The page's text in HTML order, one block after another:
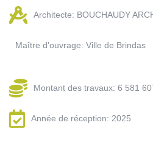
Architecte: BOUCHAUDY
Maître d'ouvrage: Ville de Brindas
Montant des travaux: 6 581
Année de réception: 2025